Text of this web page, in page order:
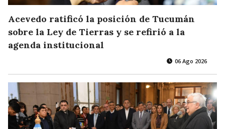
Acevedo ratificó la posición de Tucumán
sobre la Ley de Tierras y se refirió a la
agenda institucional
06 Ago 2026